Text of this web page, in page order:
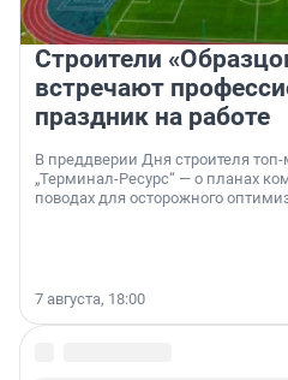
Строители
встречают
праздник на работе
В преддверии Дня строителя
„Терминал-Ресурс“ — о планах
поводах для осторожного
7 августа, 18:00